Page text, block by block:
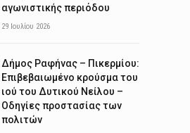
αγωνιστικής περιόδου
29 Ιουλίου 2026
Δήμος Ραφήνας – Πικερμίου:
Επιβεβαιωμένο κρούσμα του
ιού του Δυτικού Νείλου –
Οδηγίες προστασίας των
πολιτών